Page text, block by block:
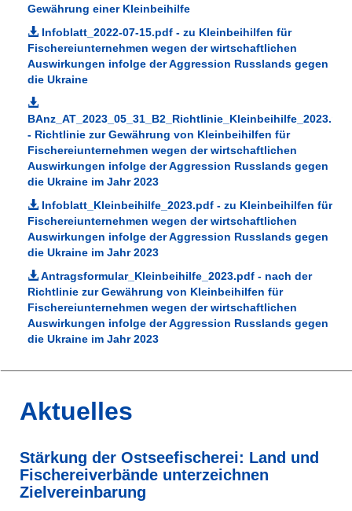
Gewährung einer Kleinbeihilfe
Infoblatt_2022-07-15.pdf - zu Kleinbeihilfen für
Fischereiunternehmen wegen der wirtschaftlichen
Auswirkungen infolge der Aggression Russlands gegen
die Ukraine
BAnz_AT_2023_05_31_B2_Richtlinie_Kleinbeihilfe_2023.pdf
- Richtlinie zur Gewährung von Kleinbeihilfen für
Fischereiunternehmen wegen der wirtschaftlichen
Auswirkungen infolge der Aggression Russlands gegen
die Ukraine im Jahr 2023
Infoblatt_Kleinbeihilfe_2023.pdf - zu Kleinbeihilfen für
Fischereiunternehmen wegen der wirtschaftlichen
Auswirkungen infolge der Aggression Russlands gegen
die Ukraine im Jahr 2023
Antragsformular_Kleinbeihilfe_2023.pdf - nach der
Richtlinie zur Gewährung von Kleinbeihilfen für
Fischereiunternehmen wegen der wirtschaftlichen
Auswirkungen infolge der Aggression Russlands gegen
die Ukraine im Jahr 2023
Aktuelles
Stärkung der Ostseefischerei: Land und
Fischereiverbände unterzeichnen
Zielvereinbarung